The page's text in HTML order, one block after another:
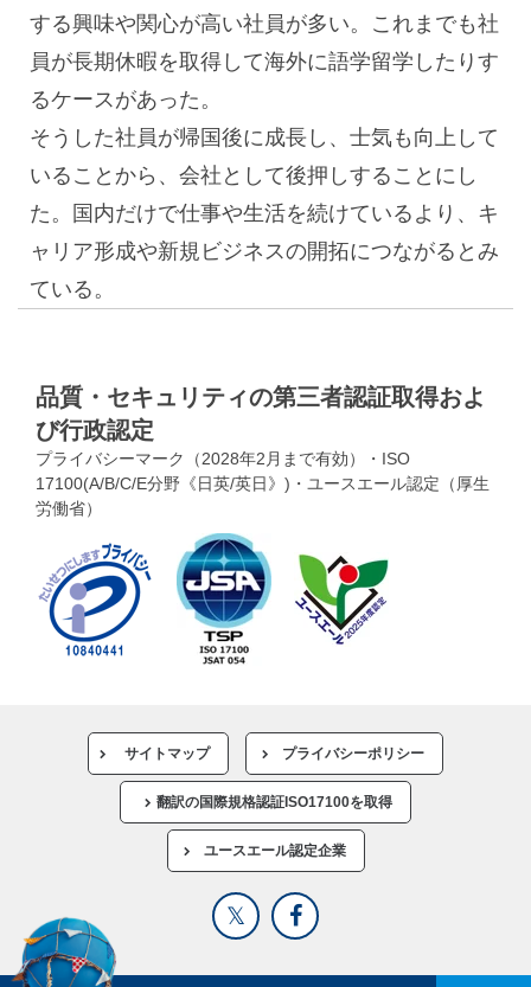
する興味や関心が高い社員が多い。これまでも社
員が長期休暇を取得して海外に語学留学したりす
るケースがあった。
そうした社員が帰国後に成長し、士気も向上して
いることから、会社として後押しすることにし
た。国内だけで仕事や生活を続けているより、キ
ャリア形成や新規ビジネスの開拓につながるとみ
ている。
品質・セキュリティの第三者認証取得およ
び行政認定
プライバシーマーク（2028年2月まで有効）・ISO
17100(A/B/C/E分野《日英/英日》)・ユースエール認定（厚生
労働省）
サイトマップ プライバシーポリシー
翻訳の国際規格認証ISO17100を取得
ユースエール認定企業